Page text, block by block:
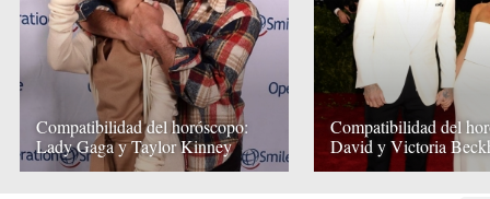
Compatibilidad del horóscopo:
Lady Gaga y Taylor Kinney
Compatibilidad del
David y Victoria